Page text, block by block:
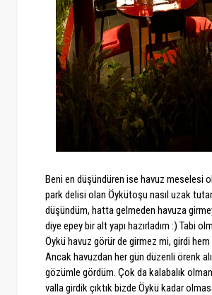
Beni en düşündüren ise havuz meselesi
park delisi olan Öykütoşu nasıl uzak
düşündüm, hatta gelmeden havuza
diye epey bir alt yapı hazırladım :) Tabi
Öykü havuz görür de girmez mi, girdi hem
Ancak havuzdan her gün düzenli örenk
gözümle gördüm. Çok da kalabalık
valla girdik çıktık bizde Öykü kadar